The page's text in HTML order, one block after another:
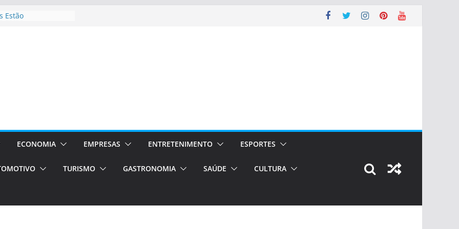
Estão
em Porto
de transfer,
de alto padrão
bolsas –
o segundo
únicas e
de volta!
ECONOMIA EMPRESAS ENTRETENIMENTO ESPORTES
TURISMO GASTRONOMIA SAÚDE CULTURA